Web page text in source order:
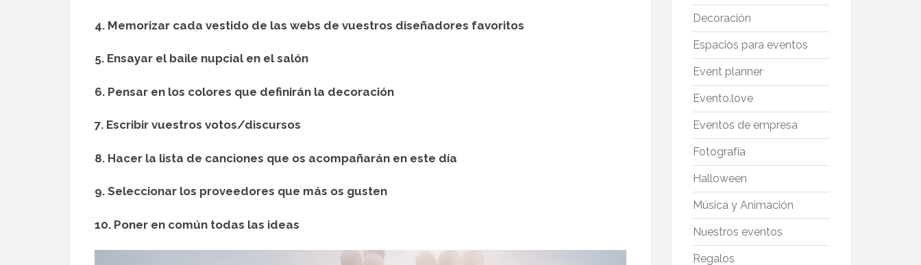
4. Memorizar cada vestido de las webs de vuestros diseñadores favoritos
5. Ensayar el baile nupcial en el salón
6. Pensar en los colores que definirán la decoración
7. Escribir vuestros votos/discursos
8. Hacer la lista de canciones que os acompañarán en este día
9. Seleccionar los proveedores que más os gusten
10. Poner en común todas las ideas
Decoración
Espacios para eventos
Event planner
Evento.love
Eventos de empresa
Fotografía
Halloween
Música y Animación
Nuestros eventos
Regalos